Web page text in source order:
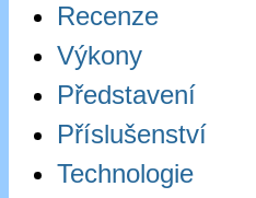
Recenze
Výkony
Představení
Příslušenství
Technologie